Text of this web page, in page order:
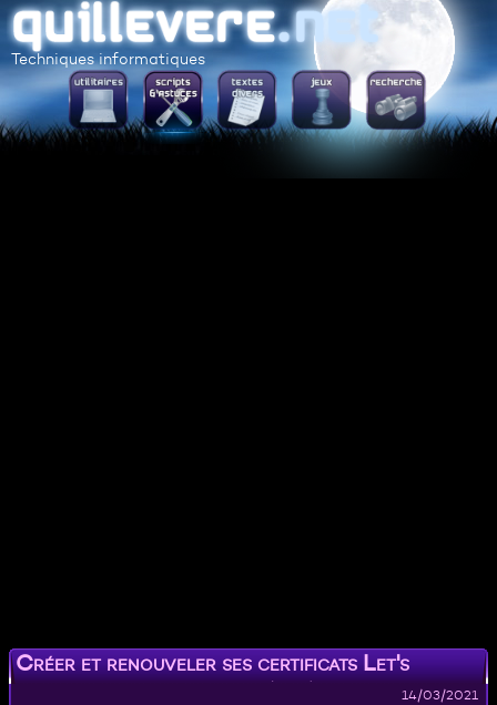
Techniques informatiques
Créer et renouveler ses certificats Let's
Encrypt automatiquement (v. 2)
14/03/2021